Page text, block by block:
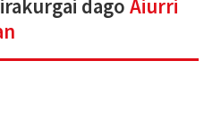
dagoAiurri